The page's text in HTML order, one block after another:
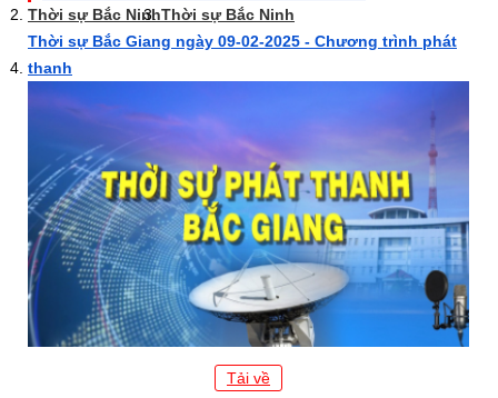
Thời sự Bắc NinhThời sự Bắc Ninh
Thời sự Bắc Giang ngày 09-02-2025 - Chương trình phát
thanh
Tải về